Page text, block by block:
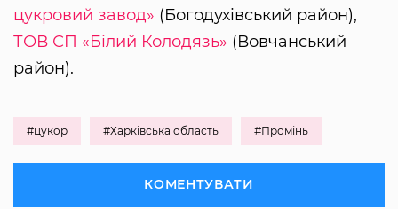
цукровий завод» (Богодухівський район),
ТОВ СП «Білий Колодязь» (Вовчанський
район).
#цукор #Харківська область #Промінь
КОМЕНТУВАТИ